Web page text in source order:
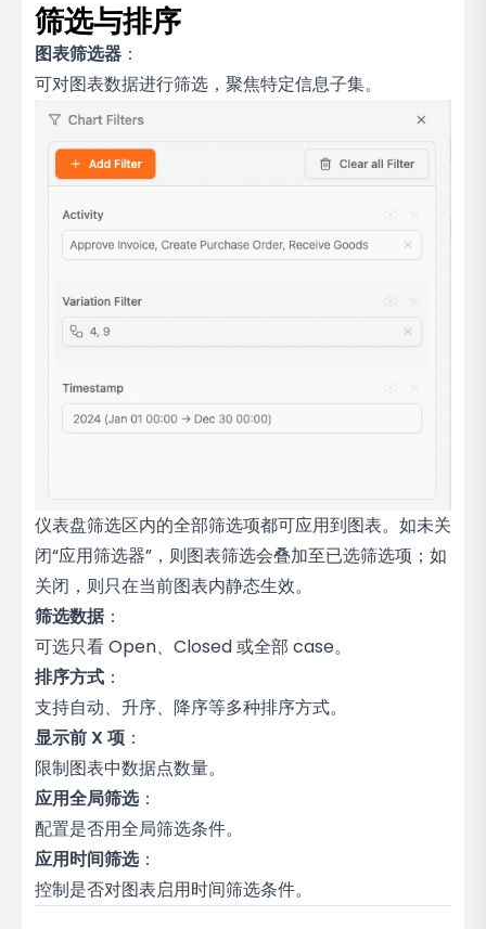
筛选与排序
图表筛选器 ：
可对图表数据进行筛选，聚焦特定信息子集。
仪表盘筛选区内的全部筛选项都可应用到图表。如未关
闭“应用筛选器”，则图表筛选会叠加至已选筛选项；如
关闭，则只在当前图表内静态生效。
筛选数据：
可选只看 Open、Closed 或全部 case。
排序方式 ：
支持自动、升序、降序等多种排序方式。
显示前 X 项 ：
限制图表中数据点数量。
应用全局筛选：
配置是否用全局筛选条件。
应用时间筛选：
控制是否对图表启用时间筛选条件。